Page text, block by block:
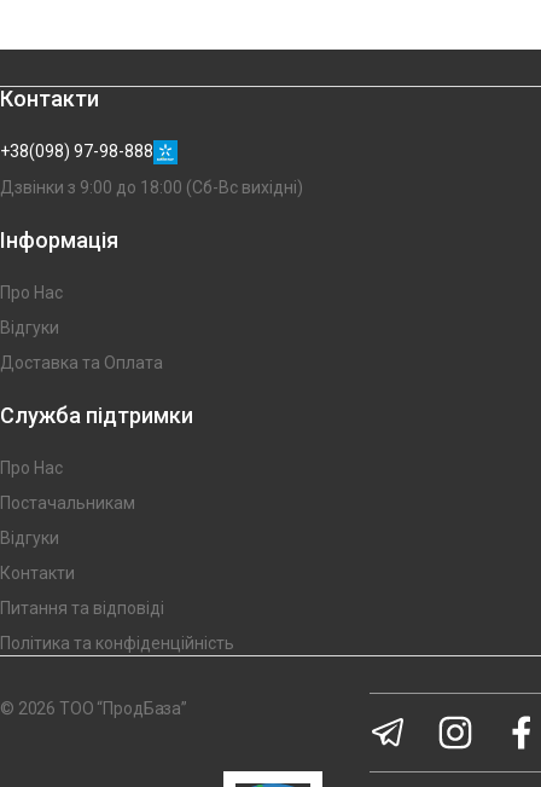
Контакти
+38(098) 97-98-888
Дзвінки з 9:00 до 18:00 (Сб-Вс вихідні)
Інформація
Про Нас
Відгуки
Доставка та Оплата
Служба підтримки
Про Нас
Постачальникам
Відгуки
Контакти
Питання та відповіді
Політика та конфіденційність
© 2026 ТОО “ПродБаза”